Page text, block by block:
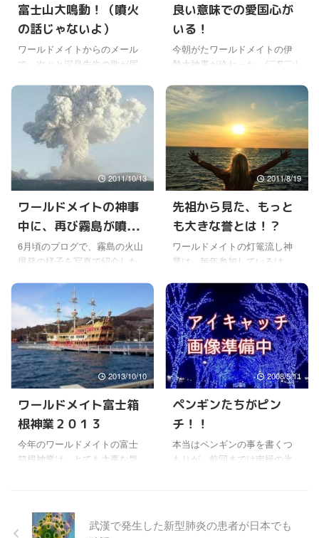
富士山大鳴動！（噴火
の話じゃないよ）
ワールドメイトからのメール
で、次々と深見先生の歌が届
ルドメイト富士箱根神業終了
直後に、その場で即興で作ら
れたそうだ。 ほんとに即興で
作ったという、シンプルで素
朴な、だけどバラエティにと
んだゆかいな歌だった。 ロッ
ク調あり、ブルース調あり、
りのジャムセッションという
雰囲気で、とってもいい感じ
だけどね〜。ヾ(￣ワ￣;)ノ 驚
くのは、歌詞もおそらくその
じゃないかな。 即興演奏はよ
く聞くけど、即興の歌という
のはあまり聞かないけど ...
良い意味での愛国心が
いる！
今朝がたワールドメイトの伊
勢大神事が終わった。(￣∇￣;)
感想では、日本はやっぱり神
の国なんだなと、森元首相で
はないけど、そう思った。 そ
れが戦争につながるとか、そ
ういうのではなく、愛国心を
強く持ってこの国を守らない
といけないんだなというの
を、何か無性に感じた。 オバ
マ大統領が同時期に来日して
いたけど、下手すれば日米の
安全保障問題が、根幹から揺
らぐかもしれないわけだから
ンの神事をする意味は大きい
よね。 なんといっても函館の
神様は、外交問題を良くして
...
2011/10/13
ワールドメイトの神事
中に、再び霧島が噴火
する？というニュース
が！
6月頃のブログで、霧島の火山
爆発の様子を写真で紹介した
後の来年2月頃に、再び爆発す
るおそれがあるそうだ。 ワー
ルドメイトの富士箱根の神事
中に、ニュースで報道されて
いたそうだ。 『今年１月下旬
から２月上旬にかけて爆発的
噴火を繰り返した鹿児島、宮
崎県境の霧島連山・新燃岳(し
んもえだけ)の火山活動につい
て、火山噴火予知連絡会は１
１日、「マグマの上昇が一定
のペースで続いており、来年
ある」との見解を発表した。
一 ...
2011/8/19
先祖から見た、もっと
も大きな誉とは！？
ワールドメイトの灯篭流し神
業は、毎年参加しているけ
る。 先祖のみんなを、わざわ
ざ子孫がお見送りすること
が、実は大変大きな意味があ
ることなんだと、今更ながら
思った。 世間では、お盆の時
みんなで遊びに行ったりする
だけで、まったくお墓参り
も、先祖のお迎えも、何もし
ないという人もたくさんいる
けどね。 せっかく年に一度だ
け、許されて霊界修行から子
孫の元に帰って来れる時なの
...
2013/10/10
ワールドメイト富士箱
根神業２０１３
今年のワールドメイトの富士
箱根神業は、とても大事な気
に増えて、そのあとの久々の
神事だけに、なにかとてつも
2008/5/11
ペンギンたちがピン
チ！！
本当はペンギンの事を書くつ
もりが、前回までは南極の氷
事」は、温暖化の影響をもろ
に被って、危機にさらされて
武漢で発生した新型肺炎の患者が日本でも